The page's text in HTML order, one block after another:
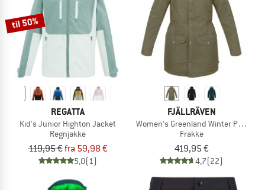
til 50%
REGATTA
Kid's Junior Highton Jacket
Regnjakke
119,95 €fra 59,98 €
5,0(1)
FJÄLLRÄVEN
Women's Greenland Winter Parka
Frakke
419,95 €
4,7(22)